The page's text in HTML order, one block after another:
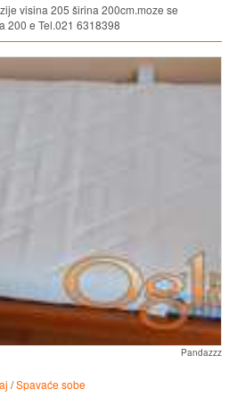
visina 205 širina 200cm.moze se
200 e Tel.021 6318398
Pandazzz
/Spavaće sobe